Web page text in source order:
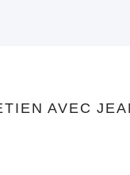
AVEC